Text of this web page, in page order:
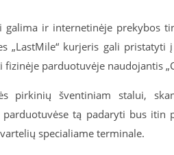
ir internetinėje prekybos
„LastMile“ kurjeris gali pristatyti
parduotuvėje naudojantis
pirkinių šventiniam stalui,
parduotuvėse tą padaryti bus
specialiame terminale.